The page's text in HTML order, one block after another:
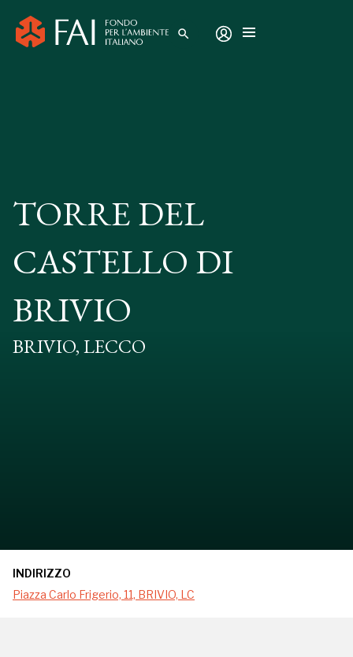
search
TORRE DEL
CASTELLO DI
BRIVIO
BRIVIO, LECCO
INDIRIZZO
Piazza Carlo Frigerio, 11, BRIVIO, LC